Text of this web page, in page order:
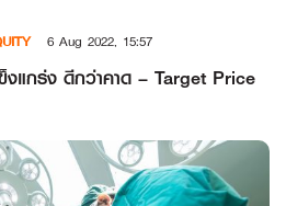
6 Aug 2022, 15:57
แกร่ง ดีกว่าคาด – Target Price